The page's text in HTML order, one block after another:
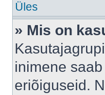
Üles
» Mis on
inimene
eriõiguseid.